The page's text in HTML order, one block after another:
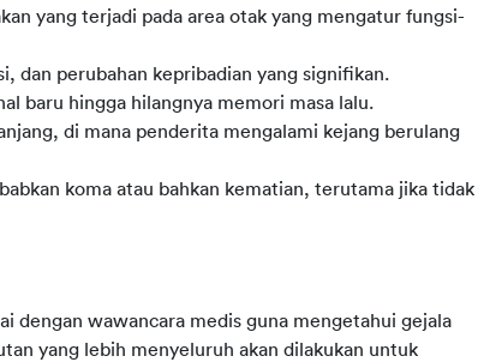
yang terjadi pada area otak yang mengatur fungsi-
dan perubahan kepribadian yang signifikan.
baru hingga hilangnya memori masa lalu.
di mana penderita mengalami kejang berulang
koma atau bahkan kematian, terutama jika tidak
dengan wawancara medis guna mengetahui gejala
yang lebih menyeluruh akan dilakukan untuk